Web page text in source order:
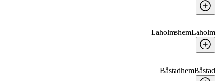
LaholmshemLaholm
BåstadhemBåstad